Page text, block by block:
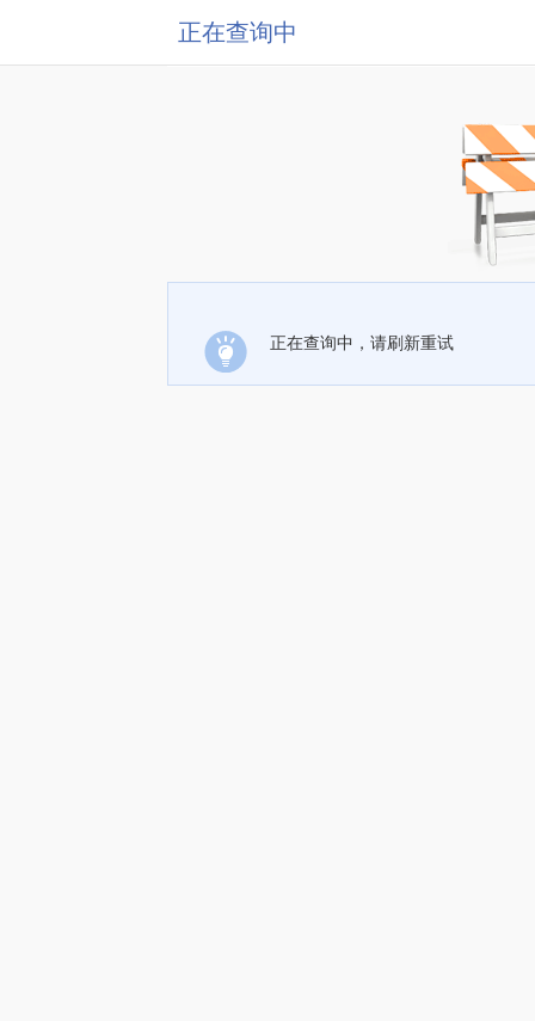
正在查询中
正在查询中，请刷新重试